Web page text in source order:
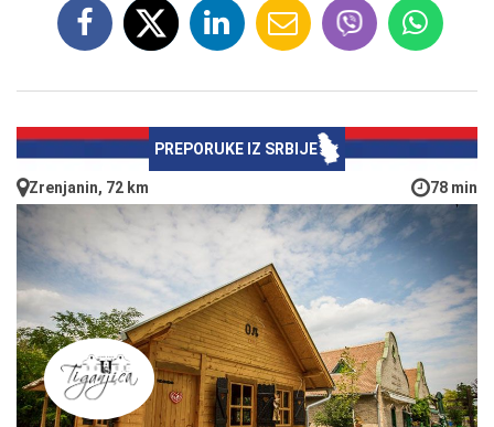
PREPORUKE IZ SRBIJE
Zrenjanin, 72 km 78 min